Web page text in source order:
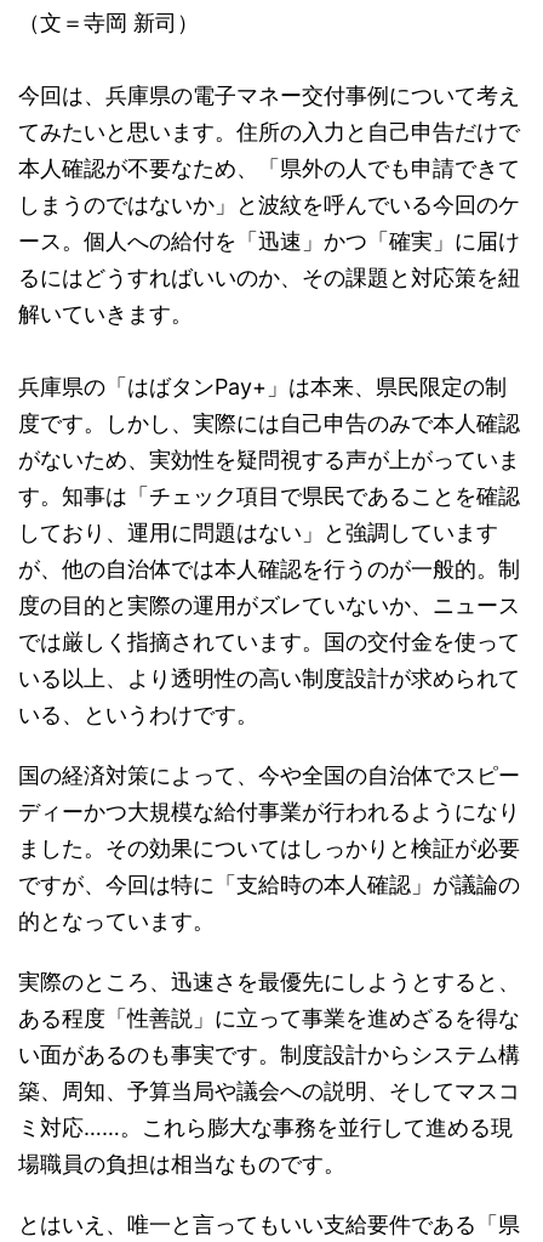
（文＝寺岡 新司）
今回は、兵庫県の電子マネー交付事例について考え
てみたいと思います。住所の入力と自己申告だけで
本人確認が不要なため、「県外の人でも申請できて
しまうのではないか」と波紋を呼んでいる今回のケ
ース。個人への給付を「迅速」かつ「確実」に届け
るにはどうすればいいのか、その課題と対応策を紐
解いていきます。
兵庫県の「はばタンPay+」は本来、県民限定の制
度です。しかし、実際には自己申告のみで本人確認
がないため、実効性を疑問視する声が上がっていま
す。知事は「チェック項目で県民であることを確認
しており、運用に問題はない」と強調しています
が、他の自治体では本人確認を行うのが一般的。制
度の目的と実際の運用がズレていないか、ニュース
では厳しく指摘されています。国の交付金を使って
いる以上、より透明性の高い制度設計が求められて
いる、というわけです。
国の経済対策によって、今や全国の自治体でスピー
ディーかつ大規模な給付事業が行われるようになり
ました。その効果についてはしっかりと検証が必要
ですが、今回は特に「支給時の本人確認」が議論の
的となっています。
実際のところ、迅速さを最優先にしようとすると、
ある程度「性善説」に立って事業を進めざるを得な
い面があるのも事実です。制度設計からシステム構
築、周知、予算当局や議会への説明、そしてマスコ
ミ対応……。これら膨大な事務を並行して進める現
場職員の負担は相当なものです。
とはいえ、唯一と言ってもいい支給要件である「県